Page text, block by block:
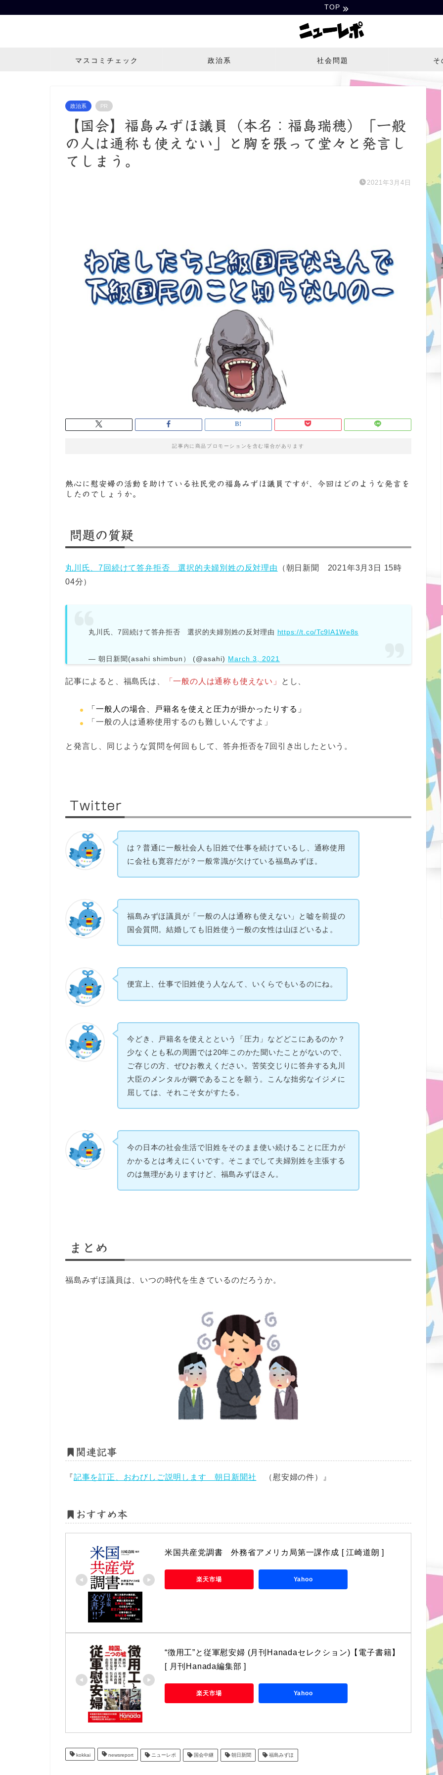
TOP
マスコミチェック 政治系 社会問題 そ
政治系 PR
【国会】福島みずほ議員（本名：福島瑞穂）「一般
の人は通称も使えない」と胸を張って堂々と発言し
てしまう。
2021年3月4日
記事内に商品プロモーションを含む場合があります
熱心に慰安婦の活動を助けている社民党の福島みずほ議員ですが、今回はどのような発言を
したのでしょうか。
問題の質疑
丸川氏、7回続けて答弁拒否 選択的夫婦別姓の反対理由
（朝日新聞 2021年3月3日 15時
04分）
丸川氏、7回続けて答弁拒否 選択的夫婦別姓の反対理由 https://t.co/Tc9lA1We8s
— 朝日新聞(asahi shimbun） (@asahi) March 3, 2021
記事によると、福島氏は、 「一般の人は通称も使えない」 とし、
「一般人の場合、戸籍名を使えと圧力が掛かったりする」
「一般の人は通称使用するのも難しいんですよ」
と発言し、同じような質問を何回もして、答弁拒否を7回引き出したという。
Twitter
は？普通に一般社会人も旧姓で仕事を続けているし、通称使用
に会社も寛容だが？一般常識が欠けている福島みずほ。
福島みずほ議員が「一般の人は通称も使えない」と嘘を前提の
国会質問。結婚しても旧姓使う一般の女性は山ほどいるよ。
便宜上、仕事で旧姓使う人なんて、いくらでもいるのにね。
今どき、戸籍名を使えとという「圧力」などどこにあるのか？
少なくとも私の周囲では20年このかた聞いたことがないので、
ご存じの方、ぜひお教えください。苦笑交じりに答弁する丸川
大臣のメンタルが鋼であることを願う。こんな拙劣なイジメに
屈しては、それこそ女がすたる。
今の日本の社会生活で旧姓をそのまま使い続けることに圧力が
かかるとは考えにくいです。そこまでして夫婦別姓を主張する
のは無理がありますけど、福島みずほさん。
まとめ
福島みずほ議員は、いつの時代を生きているのだろうか。
関連記事
『記事を訂正、おわびしご説明します 朝日新聞社 （慰安婦の件）』
おすすめ本
米国共産党調書　外務省アメリカ局第一課作成 [ 江崎道朗 ]
楽天市場 Yahoo
“徴用工”と従軍慰安婦 (月刊Hanadaセレクション)【電子書籍】
[ 月刊Hanada編集部 ]
楽天市場 Yahoo
kokkai newsreport ニューレポ 国会中継 朝日新聞 福島みずほ